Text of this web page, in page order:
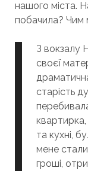
нашого міста.
побачила? Чим
З вокзалу
своєї
старість
квартирка,
та кухні,
мене
гроші,